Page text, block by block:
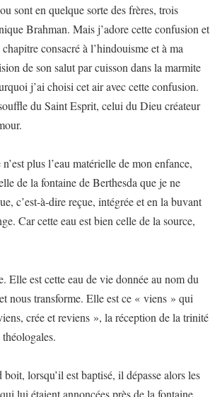
sont en quelque sorte des frères, trois
Brahman. Mais j’adore cette confusion et
consacré à l’hindouisme et à ma
de son salut par cuisson dans la marmite
j’ai choisi cet air avec cette confusion.
du Saint Esprit, celui du Dieu créateur
plus l’eau matérielle de mon enfance,
de la fontaine de Berthesda que je ne
c’est-à-dire reçue, intégrée et en la buvant
Car cette eau est bien celle de la source,
Elle est cette eau de vie donnée au nom du
nous transforme. Elle est ce « viens » qui
crée et reviens », la réception de la trinité
lorsqu’il est baptisé, il dépasse alors les
lui étaient annoncées près de la fontaine